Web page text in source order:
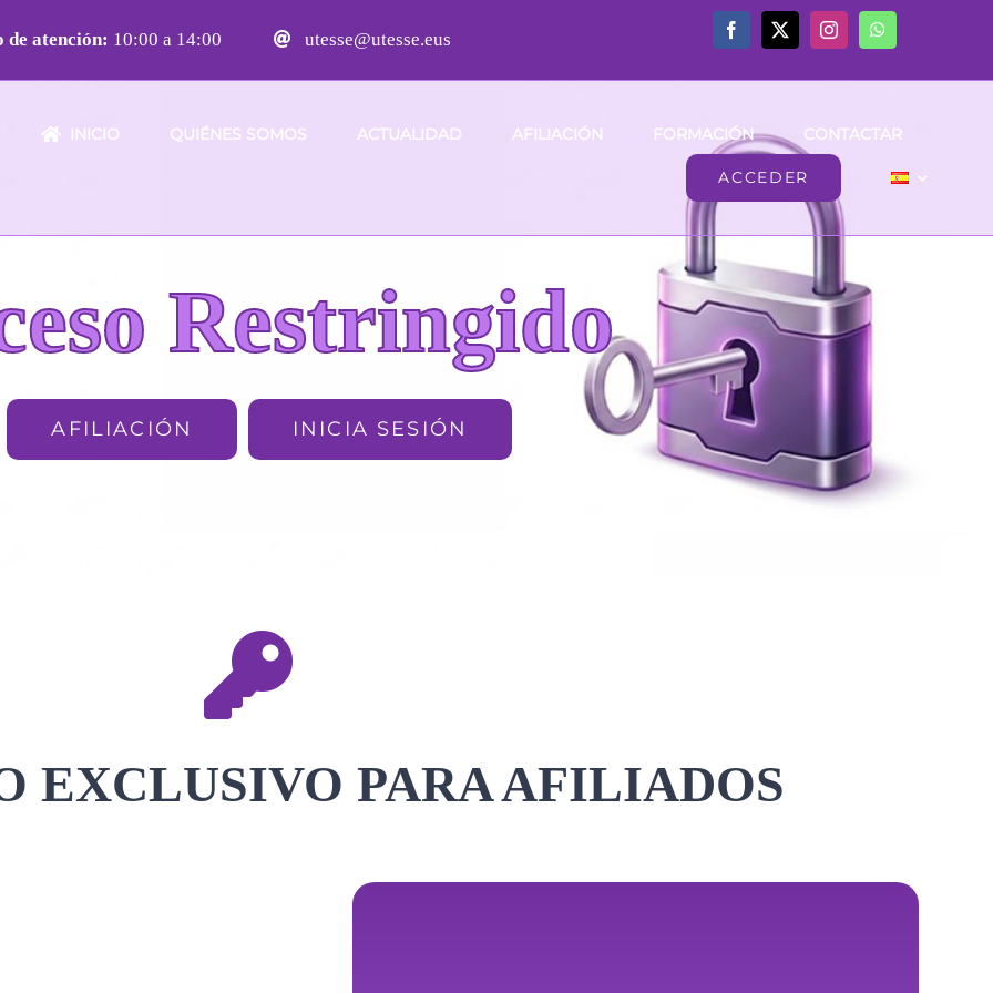
atención: 10:00 a 14:00 utesse@utesse.eus
INICIO QUIÉNES SOMOS ACTUALIDAD AFILIACIÓN FORMACIÓN CONTACTAR
ACCEDER
Restringido
AFILIACIÓN INICIA SESIÓN
EXCLUSIVO PARA AFILIADOS